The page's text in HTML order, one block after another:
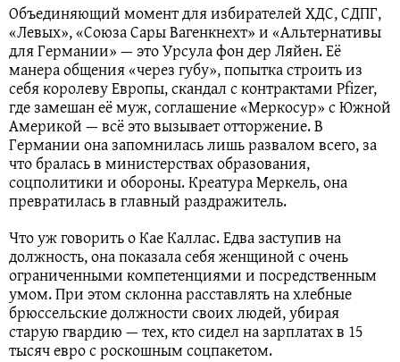
Объединяющий момент для избирателей ХДС, СДПГ,
«Левых», «Союза Сары Вагенкнехт» и «Альтернативы
для Германии» — это Урсула фон дер Ляйен. Её
манера общения «через губу», попытка строить из
себя королеву Европы, скандал с контрактами Pfizer,
где замешан её муж, соглашение «Меркосур» с Южной
Америкой — всё это вызывает отторжение. В
Германии она запомнилась лишь развалом всего, за
что бралась в министерствах образования,
соцполитики и обороны. Креатура Меркель, она
превратилась в главный раздражитель.
Что уж говорить о Кае Каллас. Едва заступив на
должность, она показала себя женщиной с очень
ограниченными компетенциями и посредственным
умом. При этом склонна расставлять на хлебные
брюссельские должности своих людей, убирая
старую гвардию — тех, кто сидел на зарплатах в 15
тысяч евро с роскошным соцпакетом.